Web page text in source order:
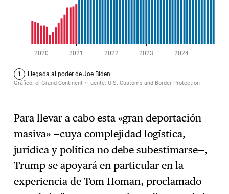
Para llevar a cabo esta «gran deportación
masiva» —cuya complejidad logística,
jurídica y política no debe subestimarse—,
Trump se apoyará en particular en la
experiencia de Tom Homan, proclamado